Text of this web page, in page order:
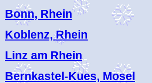
Bonn, Rhein
Koblenz, Rhein
Linz am Rhein
Bernkastel-Kues, Mosel